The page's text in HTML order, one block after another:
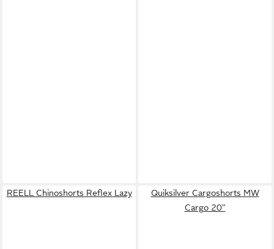
REELL Chinoshorts Reflex Lazy
Quiksilver Cargoshorts MW
Cargo 20"